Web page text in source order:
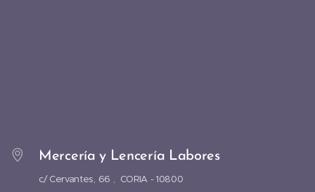
Mercería y Lencería Labores
c/ Cervantes, 66 , CORIA -10800